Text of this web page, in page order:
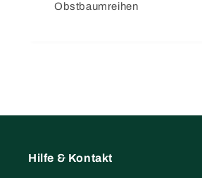
Obstbaumreihen
Hilfe & Kontakt